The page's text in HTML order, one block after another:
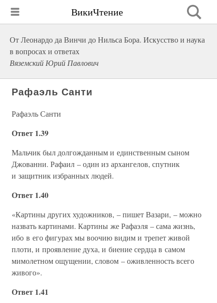
ВикиЧтение
От Леонардо да Винчи до Нильса Бора. Искусство и наука
в вопросах и ответах
Вяземский Юрий Павлович
Рафаэль Санти
Рафаэль Санти
Ответ 1.39
Мальчик был долгожданным и единственным сыном
Джованни. Рафаил – один из архангелов, спутник
и защитник избранных людей.
Ответ 1.40
«Картины других художников, – пишет Вазари, – можно
назвать картинами. Картины же Рафаэля – сама жизнь,
ибо в его фигурах мы воочию видим и трепет живой
плоти, и проявление духа, и биение сердца в самом
мимолетном ощущении, словом – оживленность всего
живого».
Ответ 1.41